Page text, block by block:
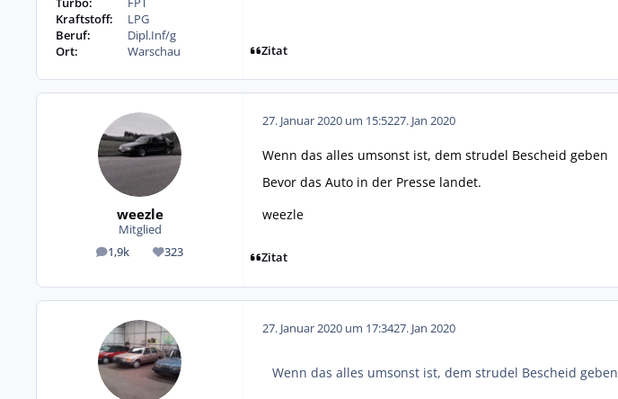
Turbo:
FPT
Kraftstoff:
LPG
Beruf:
Dipl.Inf/g
Ort:
Warschau Zitat
weezle
Mitglied
1,9k
Beiträge 323
Reputation
27. Januar 2020 um 15:5227. Jan 2020
Wenn das alles umsonst ist, dem strudel Bescheid geben
Bevor das Auto in der Presse landet.
weezle
Zitat
27. Januar 2020 um 17:3427. Jan 2020
Wenn das alles umsonst ist, dem strudel Bescheid geben